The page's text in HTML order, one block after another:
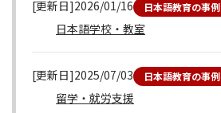
[更新日]2026/01/16 日本語教育の事例
日本語学校・教室
[更新日]2025/07/03 日本語教育の事例
留学・就労支援